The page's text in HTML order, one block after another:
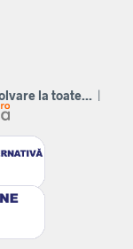
la toate... |